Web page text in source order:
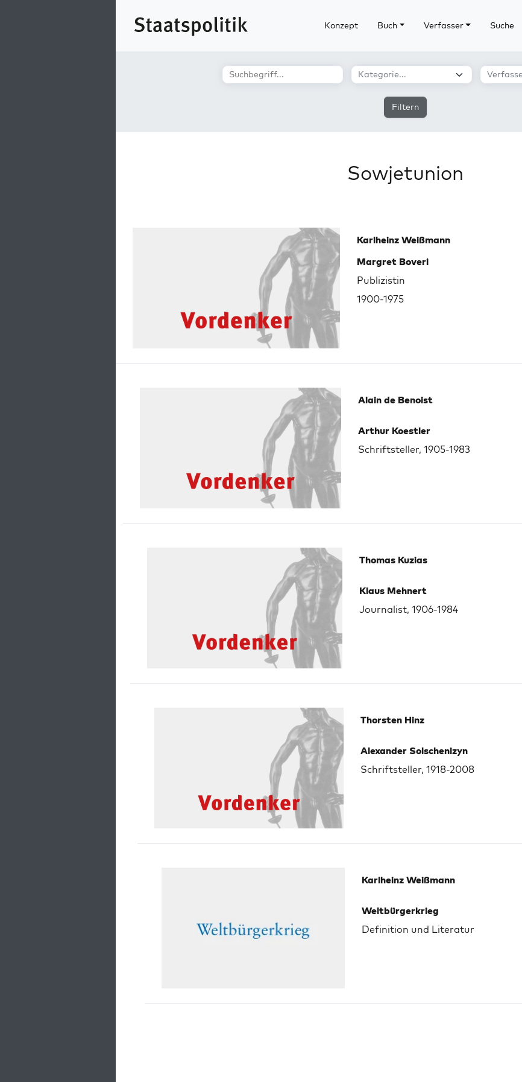
Konzept Buch Verfasser Suche
Filtern
Sowjetunion
Karlheinz Weißmann
Margret Boveri
Publizistin
1900-1975
Alain de Benoist
Arthur Koestler
Schriftsteller, 1905-1983
Thomas Kuzias
Klaus Mehnert
Journalist, 1906-1984
Thorsten Hinz
Alexander Solschenizyn
Schriftsteller, 1918-2008
Karlheinz Weißmann
Weltbürgerkrieg
Definition und Literatur